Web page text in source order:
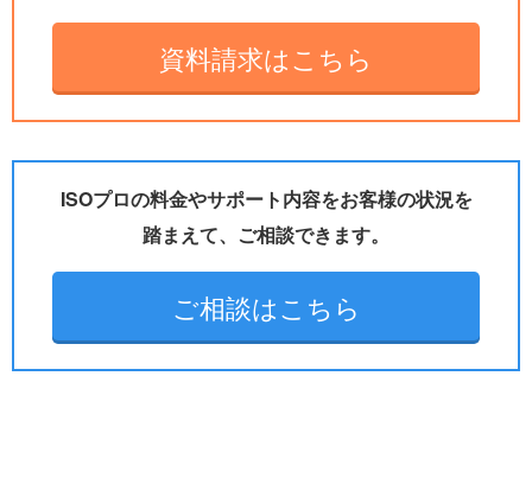
資料請求はこちら
ISOプロの料金やサポート内容をお客様の状況を
踏まえて、ご相談できます。
ご相談はこちら